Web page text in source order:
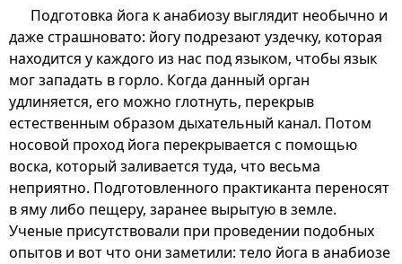
Подготовка йога к анабиозу выглядит необычно и
даже страшновато: йогу подрезают уздечку, которая
находится у каждого из нас под языком, чтобы язык
мог западать в горло. Когда данный орган
удлиняется, его можно глотнуть, перекрыв
естественным образом дыхательный канал. Потом
носовой проход йога перекрывается с помощью
воска, который заливается туда, что весьма
неприятно. Подготовленного практиканта переносят
в яму либо пещеру, заранее вырытую в земле.
Ученые присутствовали при проведении подобных
опытов и вот что они заметили: тело йога в анабиозе